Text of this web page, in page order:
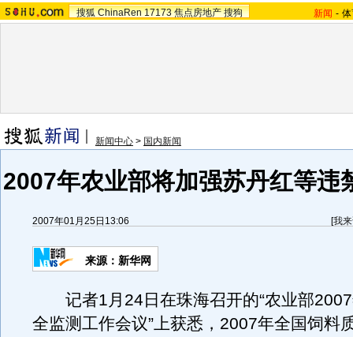
搜狐 ChinaRen 17173 焦点房地产 搜狗 新闻 -
新闻中心 > 国内新闻
2007年农业部将加强苏丹红等违
2007年01月25日13:06 [我
来源：新华网
记者1月24日在珠海召开的“农业部2007
全监测工作会议”上获悉，2007年全国饲料